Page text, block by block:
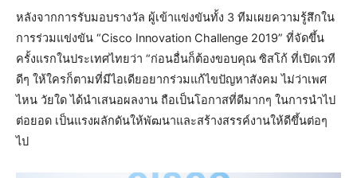
หลังจากการรับมอบรางวัล ผู้เข้าแข่งขันทั้ง 3 ทีมเผยความรู้สึกใน
การร่วมแข่งขัน “Cisco Innovation Challenge 2019” ที่จัดขึ้น
ครั้งแรกในประเทศไทยว่า “ก่อนอื่นก็ต้องขอบคุณ ซิสโก้ ที่เปิดเวที
ดีๆ ให้ใครก็ตามที่มีไอเดียอยากร่วมแก้ไขปัญหาสังคม ไม่ว่าเพศ
ไหน วัยใด ได้นำเสนอผลงาน ถือเป็นโอกาสที่ดีมากๆ ในการนำไป
ต่อยอด เป็นแรงผลักดันให้พัฒนาและสร้างสรรค์งานให้ดีขึ้นต่อๆ
ไป